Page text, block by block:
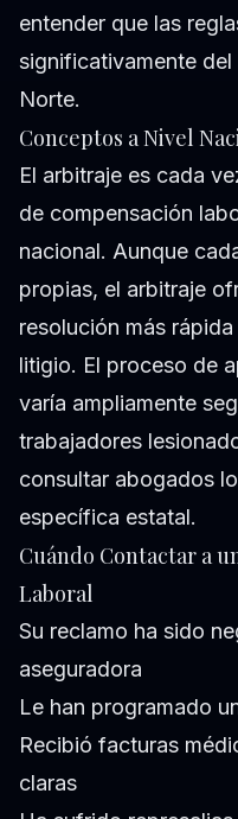
entender que las
significativamente del
Norte.
Conceptos a Nivel
El arbitraje es cada
de compensación
nacional. Aunque
propias, el arbitraje
resolución más
litigio. El proceso de
varía ampliamente
trabajadores
consultar abogados
específica estatal.
Cuándo Contactar a
Laboral
Su reclamo ha sido
aseguradora
Le han programado
Recibió facturas
claras